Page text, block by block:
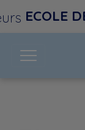
ECOLE